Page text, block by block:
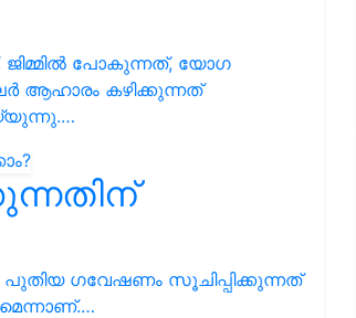
ജിമ്മിൽ പോകുന്നത്, യോഗ
ആഹാരം കഴിക്കുന്നത്
ഗവേഷണം സൂചിപ്പിക്കുന്നത്